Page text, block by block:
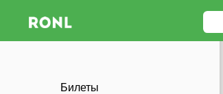
Билеты